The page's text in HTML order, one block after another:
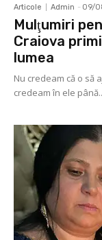
Articole Admin - 09/
Mulţumiri
Craiova
lumea
Nu credeam că o să
credeam în ele